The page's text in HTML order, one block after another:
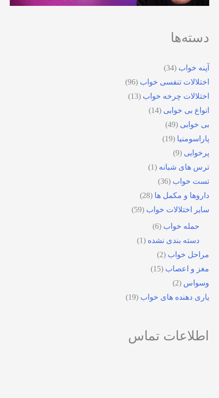
دسته‌ها
آپنه خواب (34)
اختلالات تنفسی خواب (96)
اختلالات چرخه خواب (13)
انواع بی خوابی (14)
بی خوابی (49)
پاراسومنیا (19)
پرخوابی (9)
ترس های شبانه (1)
تست خواب (36)
داروها و مکمل ها (28)
سایر اختلالات خواب (59)
حمله خواب (6)
دسته بندی نشده (1)
مراحل خواب (2)
مغز و اعصاب (15)
وسواس (2)
یاری دهنده های خواب (19)
اطلاعات تماس